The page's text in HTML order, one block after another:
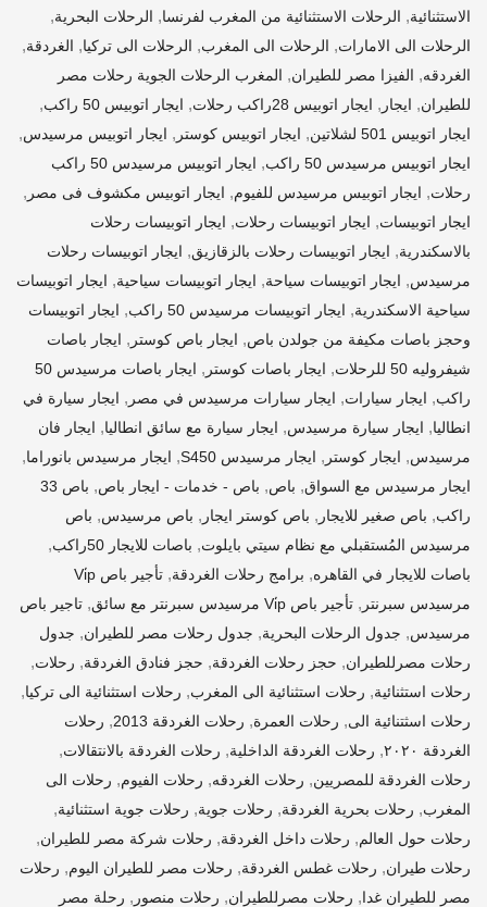
الاستثنائية, الرحلات الاستثنائية من المغرب لفرنسا, الرحلات البحرية,
الرحلات الى الامارات, الرحلات الى المغرب, الرحلات الى تركيا, الغردقة,
الغردقه, الفيزا مصر للطيران, المغرب الرحلات الجوية رحلات مصر
للطيران, ايجار , ايجار اتوبيس 28راكب رحلات , ايجار اتوبيس 50 راكب ,
ايجار اتوبيس 501 لشلاتين , ايجار اتوبيس كوستر , ايجار اتوبيس مرسيدس,
ايجار اتوبيس مرسيدس 50 راكب ,
ايجار اتوبيس مرسيدس 50 راكب
رحلات, ايجار اتوبيس مرسيدس للفيوم, ايجار اتوبيس مكشوف فى مصر ,
ايجار اتوبيسات, ايجار اتوبيسات رحلات, ايجار اتوبيسات رحلات
بالاسكندرية, ايجار اتوبيسات رحلات بالزقازيق, ايجار اتوبيسات رحلات
مرسيدس, ايجار اتوبيسات سياحة, ايجار اتوبيسات سياحية, ايجار اتوبيسات
سياحية الاسكندرية, ايجار اتوبيسات مرسيدس 50 راكب , ايجار اتوبيسات
وحجز باصات مكيفة من جولدن باص, ايجار باص كوستر , ايجار باصات
شيفروليه 50 للرحلات
, ايجار باصات كوستر ,
ايجار باصات مرسيدس 50
راكب, ايجار سيارات, ايجار سيارات مرسيدس في مصر , ايجار سيارة في
انطاليا, ايجار سيارة مرسيدس, ايجار سيارة مع سائق انطاليا, ايجار فان
مرسيدس, ايجار كوستر , ايجار مرسيدس S450 , ايجار مرسيدس بانوراما,
ايجار مرسيدس مع السواق, باص, باص - خدمات - ايجار باص,
باص 33
راكب, باص صغير للايجار , باص كوستر ايجار , باص مرسيدس, باص
مرسيدس المُستقبلي مع نظام سيتي بايلوت, باصات للايجار 50راكب ,
باصات للايجار في القاهره, برامج رحلات الغردقة,
تأجير باص Vi̇p
مرسيدس سبرنتر , تأجير باص Vi̇p مرسيدس سبرنتر مع سائق , تاجير باص
مرسيدس, جدول الرحلات البحرية, جدول رحلات مصر للطيران, جدول
رحلات مصرللطيران, حجز رحلات الغردقة, حجز فنادق الغردقة, رحلات,
رحلات استثنائية, رحلات استثنائية الى المغرب, رحلات استثنائية الى تركيا,
رحلات اسثتنائية الى, رحلات العمرة, رحلات الغردقة 2013 , رحلات
الغردقة ٢٠٢٠
, رحلات الغردقة الداخلية, رحلات الغردقة بالانتقالات,
رحلات الغردقة للمصريين, رحلات الغردقه, رحلات الفيوم, رحلات الى
المغرب, رحلات بحرية الغردقة, رحلات جوية, رحلات جوية استثنائية,
رحلات حول العالم, رحلات داخل الغردقة, رحلات شركة مصر للطيران,
رحلات طيران, رحلات غطس الغردقة, رحلات مصر للطيران اليوم, رحلات
مصر للطيران غدا, رحلات مصرللطيران, رحلات منصور , رحلة مصر